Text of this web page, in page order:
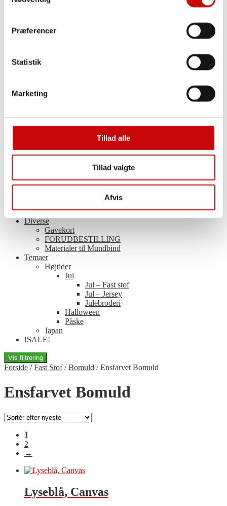
Præferencer
Statistik
Marketing
Tillad alle
Tillad valgte
Afvis
Broderi-kits
Sashiko redskaber
Restepakke
Rester
Jersey – nedsat
Øvrige Tekstiler – nedsat
Ugens tilbud
Diverse
Gavekort
FORUDBESTILLING
Materialer til Mundbind
Temaer
Højtider
Jul
Jul – Fast stof
Jul – Jersey
Julebroderi
Halloween
Påske
Japan
!SALE!
Vis filtrering
Forside /Fast Stof/Bomuld /Ensfarvet Bomuld
Ensfarvet Bomuld
1
2
→
Lyseblå, Canvas